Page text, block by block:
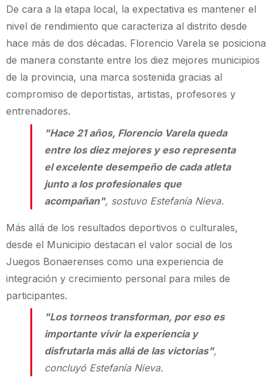
De cara a la etapa local, la expectativa es mantener el
nivel de rendimiento que caracteriza al distrito desde
hace más de dos décadas. Florencio Varela se posiciona
de manera constante entre los diez mejores municipios
de la provincia, una marca sostenida gracias al
compromiso de deportistas, artistas, profesores y
entrenadores.
"Hace 21 años, Florencio Varela queda
entre los diez mejores y eso representa
el excelente desempeño de cada atleta
junto a los profesionales que
acompañan", sostuvo Estefanía Nieva.
Más allá de los resultados deportivos o culturales,
desde el Municipio destacan el valor social de los
Juegos Bonaerenses como una experiencia de
integración y crecimiento personal para miles de
participantes.
"Los torneos transforman, por eso es
importante vivir la experiencia y
disfrutarla más allá de las victorias",
concluyó Estefanía Nieva.